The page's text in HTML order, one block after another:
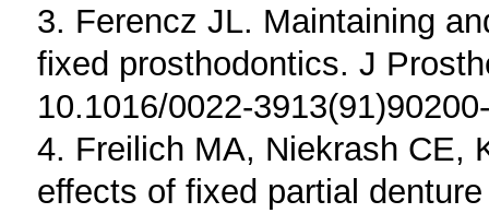
3. Ferencz JL. Maintaining
fixed prosthodontics. J
10.1016/0022-
4. Freilich MA, Niekrash CE,
effects of fixed partial